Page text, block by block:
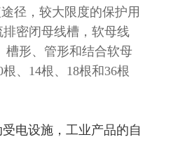
径，较大限度的保护用
密闭母线槽，软母线
槽形、管形和结合软母
、14根、18根和36根
电设施，工业产品的自